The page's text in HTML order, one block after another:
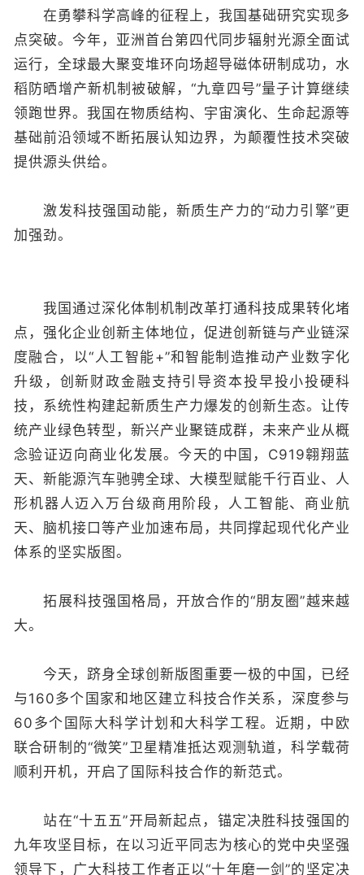
在勇攀科学高峰的征程上，我国基础研究实现多
点突破。今年，亚洲首台第四代同步辐射光源全面试
运行，全球最大聚变堆环向场超导磁体研制成功，水
稻防晒增产新机制被破解，“九章四号”量子计算继续
领跑世界。我国在物质结构、宇宙演化、生命起源等
基础前沿领域不断拓展认知边界，为颠覆性技术突破
提供源头供给。
激发科技强国动能，新质生产力的“动力引擎”更
加强劲。
我国通过深化体制机制改革打通科技成果转化堵
点，强化企业创新主体地位，促进创新链与产业链深
度融合，以“人工智能+”和智能制造推动产业数字化
升级，创新财政金融支持引导资本投早投小投硬科
技，系统性构建起新质生产力爆发的创新生态。让传
统产业绿色转型，新兴产业聚链成群，未来产业从概
念验证迈向商业化发展。今天的中国，C919翱翔蓝
天、新能源汽车驰骋全球、大模型赋能千行百业、人
形机器人迈入万台级商用阶段，人工智能、商业航
天、脑机接口等产业加速布局，共同撑起现代化产业
体系的坚实版图。
拓展科技强国格局，开放合作的“朋友圈”越来越
大。
今天，跻身全球创新版图重要一极的中国，已经
与160多个国家和地区建立科技合作关系，深度参与
60多个国际大科学计划和大科学工程。近期，中欧
联合研制的“微笑”卫星精准抵达观测轨道，科学载荷
顺利开机，开启了国际科技合作的新范式。
站在“十五五”开局新起点，锚定决胜科技强国的
九年攻坚目标，在以习近平同志为核心的党中央坚强
领导下，广大科技工作者正以“十年磨一剑”的坚定决